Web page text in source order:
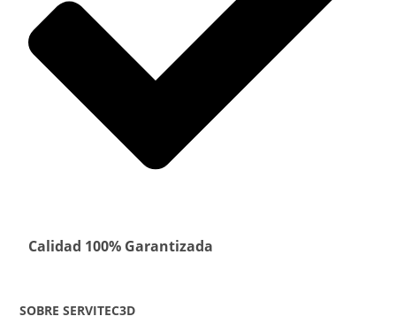
Calidad 100% Garantizada
SOBRE SERVITEC3D